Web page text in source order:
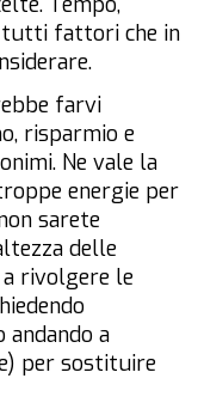
tutti fattori che in
farvi
risparmio e
Ne vale la
energie per
sarete
delle
rivolgere le
a
per sostituire